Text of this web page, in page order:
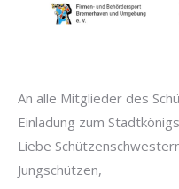
An alle Mitglieder des
Einladung zum
Liebe
Jungschützen,